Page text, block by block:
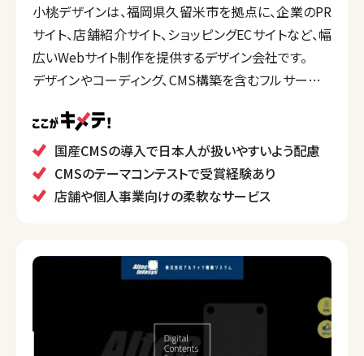
小桃デザインは、福岡県久留米市を拠点に、企業のPR
サイト、店舗紹介サイト、ショッピングECサイトなど、幅
広いWebサイト制作を提供するデザイン会社です。
デザインやコーディング、CMS構築を含むフルサービス
みがあります。カフェや美容サロンなど、店舗向けのサ
イト構築も得意とし、クライアントのニーズに応じて柔
軟に対応しています。
国産CMSの導入で日本人が扱いやすいよう配慮
CMSのテーマコンテストで受賞経験あり
店舗や個人事業向けの柔軟なサービス